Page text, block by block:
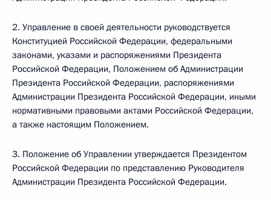
2. Управление в своей деятельности руководствуется
Конституцией Российской Федерации, федеральными
законами, указами и распоряжениями Президента
Российской Федерации, Положением об Администрации
Президента Российской Федерации, распоряжениями
Администрации Президента Российской Федерации, иными
нормативными правовыми актами Российской Федерации,
а также настоящим Положением.
3. Положение об Управлении утверждается Президентом
Российской Федерации по представлению Руководителя
Администрации Президента Российской Федерации.